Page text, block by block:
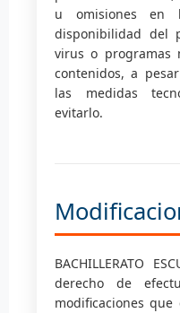
u omisiones en
disponibilidad del
virus o programas
contenidos, a
las medidas
evitarlo.
BACHILLERATO
derecho de
modificaciones